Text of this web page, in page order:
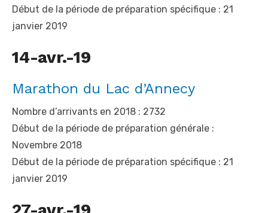
Début de la période de préparation spécifique : 21
janvier 2019
14-avr.-19
Marathon du Lac d’Annecy
Nombre d’arrivants en 2018 : 2732
Début de la période de préparation générale :
Novembre 2018
Début de la période de préparation spécifique : 21
janvier 2019